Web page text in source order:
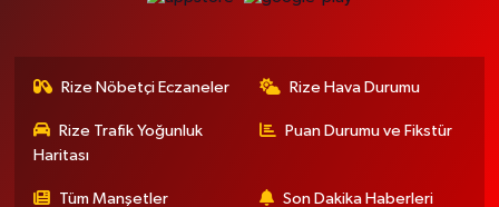
Rize Nöbetçi Eczaneler Rize Hava Durumu
Rize Trafik Yoğunluk
Haritası
Puan Durumu ve Fikstür
Tüm Manşetler Son Dakika Haberleri